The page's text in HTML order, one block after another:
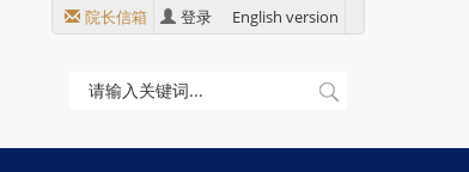
院长信箱 登录 English version